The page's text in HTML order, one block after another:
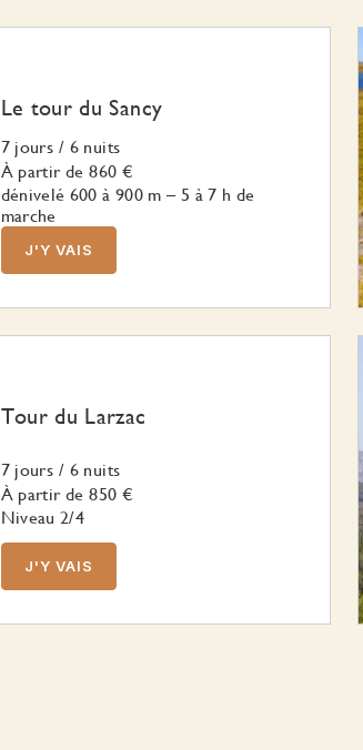
Le tour du Sancy
7 jours / 6 nuits
À partir de 860 €
dénivelé 600 à 900 m – 5 à 7 h de
marche
J'Y VAIS
Tour du Larzac
7 jours / 6 nuits
À partir de 850 €
Niveau 2/4
J'Y VAIS